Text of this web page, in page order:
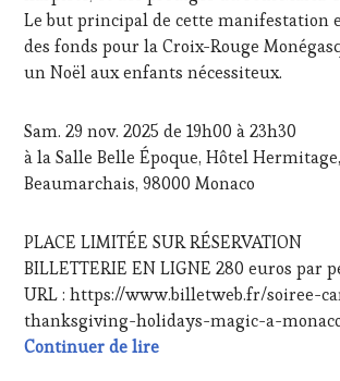
WINE
TOURISM
WINETASTINGVOUCHER.COM
Le but principal de cette manifestation
des fonds pour la Croix-Rouge
un Noël aux enfants nécessiteux.
Sam. 29 nov. 2025 de 19h00 à 23h30
à la Salle Belle Époque, Hôtel
Beaumarchais, 98000 Monaco
PLACE LIMITÉE SUR RÉSERVATION
BILLETTERIE EN LIGNE 280 euros par
URL : https://www.billetweb.fr/soiree-
thanksgiving-holidays-magic-a-
Continuer de lireSoirée caritative